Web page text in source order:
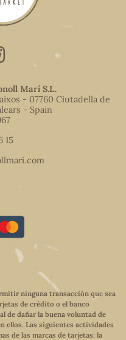
Marí S.L.
- 07760 Ciutadella de
- Spain
15
ninguna transacción que sea
de crédito o el banco
de dañar la buena voluntad de
ellos. Las siguientes actividades
de las marcas de tarjetas: la